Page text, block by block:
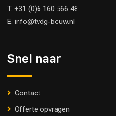
T. +31 (0)6 160 566 48
E. info@tvdg-bouw.nl
Snel naar
Contact
Offerte opvragen